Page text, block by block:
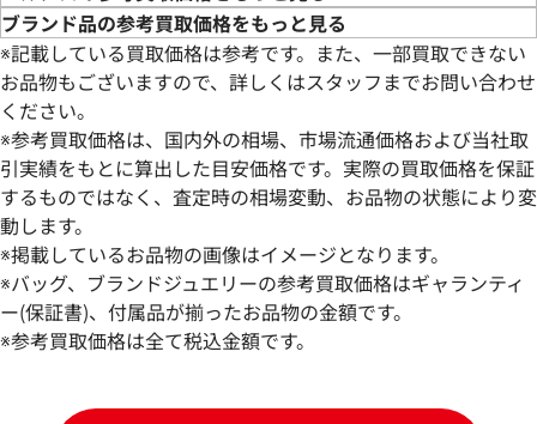
エルメス スカーフ シルク
参考買取価格
28,000円
2026年5月3日時点
エルメス スカーフ
参考買取価格
28,000
ブランド品の参考買取価格をもっと見る
※記載している買取価格は参考です。また、一部買取できない
お品物もございますので、詳しくはスタッフまでお問い合わせ
ください。
※参考買取価格は、国内外の相場、市場流通価格および当社取
引実績をもとに算出した目安価格です。実際の買取価格を保証
するものではなく、査定時の相場変動、お品物の状態により変
動します。
※掲載しているお品物の画像はイメージとなります。
※バッグ、ブランドジュエリーの参考買取価格はギャランティ
ー(保証書)、付属品が揃ったお品物の金額です。
※参考買取価格は全て税込金額です。